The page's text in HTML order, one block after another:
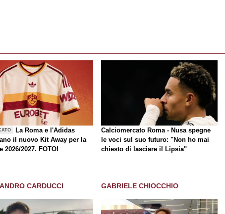
La Roma e l'Adidas
il nuovo Kit Away per la
2026/2027. FOTO!
Calciomercato Roma - Nusa spegne
le voci sul suo futuro: "Non ho mai
chiesto di lasciare il Lipsia"
CARDUCCI GABRIELE CHIOCCHIO